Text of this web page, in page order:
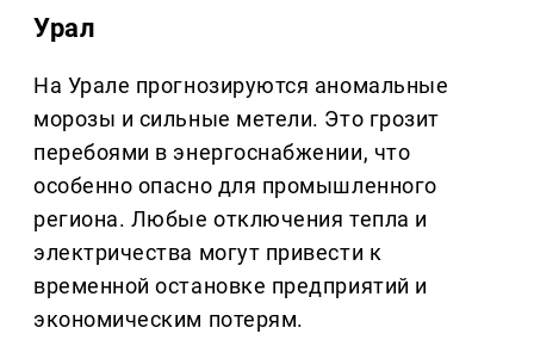
Урал
На Урале прогнозируются аномальные
морозы и сильные метели. Это грозит
перебоями в энергоснабжении, что
особенно опасно для промышленного
региона. Любые отключения тепла и
электричества могут привести к
временной остановке предприятий и
экономическим потерям.